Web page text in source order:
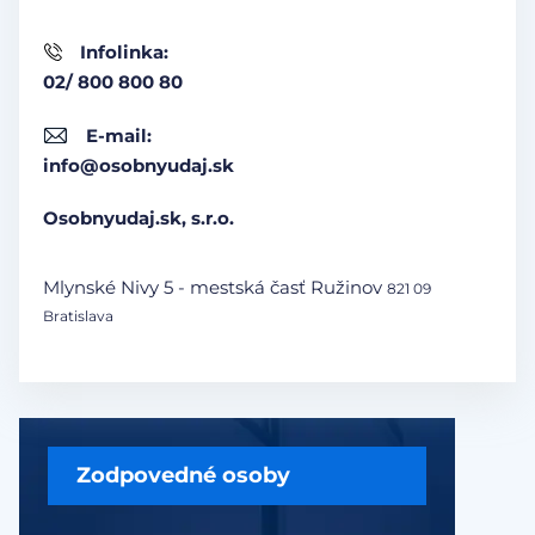
Zodpovedné osoby
Infolinka:
02/ 800 800 80
E-mail:
info@osobnyudaj.sk
Osobnyudaj.sk, s.r.o.
Mlynské Nivy 5 - mestská časť Ružinov 821 09
Bratislava